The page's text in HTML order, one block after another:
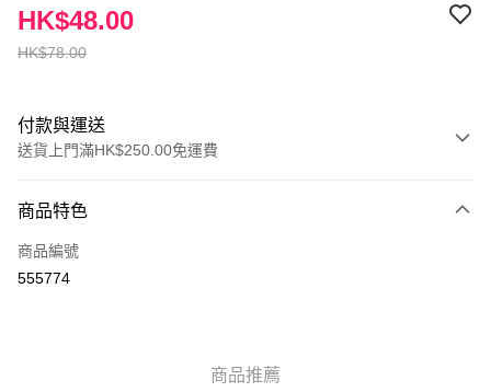
HK$78.00
HK$48.00
付款與運送
送貨上門滿HK$250.00免運費
信用卡
Apple Pay
商品特色
商品編號
555774
商品推薦